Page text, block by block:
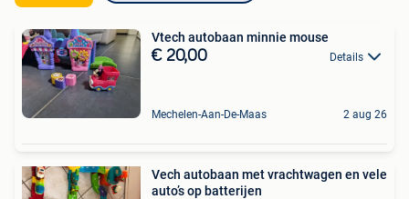
Vtech autobaan minnie mouse
€ 20,00 Details
Mechelen-Aan-De-Maas 2 aug 26
Vech autobaan met vrachtwagen en vele
auto’s op batterijen